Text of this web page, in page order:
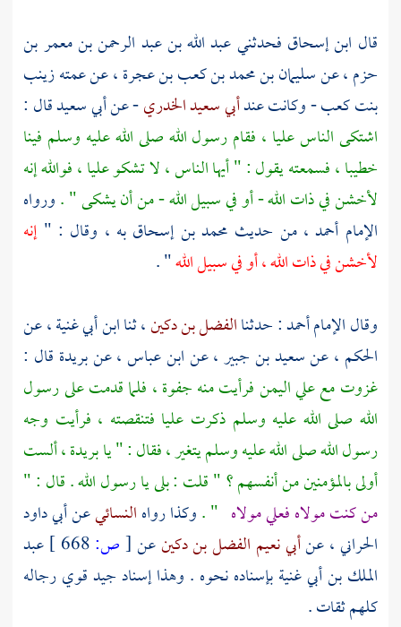
قال ابن إسحاق فحدثنيعبد الله بن عبد الرحمن بن معمر بن
حزم، عنسليمان بن محمد بن كعب بن عجرة، عن عمتهزينب
بنت كعب- وكانت عندأبي سعيد الخدري- عنأبي سعيدقال :
اشتكى الناسعليا ، فقام رسول الله صلى الله عليه وسلم فينا
خطيبا ، فسمعته يقول : " أيها الناس ، لا تشكوعليا، فوالله إنه
لأخشن في ذات الله - أو في سبيل الله - من أن يشكى " .ورواه
الإمام أحمد ، من حديث محمد بن إسحاق به ، وقال : "إنه
لأخشن في ذات الله ، أو في سبيل الله" .
وقال الإمامأحمد: حدثناالفضل بن دكين، ثناابن أبي غنية، عن
الحكم ، عنسعيد بن جبير، عنابن عباس، عنبريدة قال :
غزوت مععلياليمنفرأيت منه جفوة ، فلما قدمت على رسول
الله صلى الله عليه وسلم ذكرت عليا فتنقصته ، فرأيت وجه
رسول الله صلى الله عليه وسلم يتغير ، فقال : " يابريدة، ألست
أولى بالمؤمنين من أنفسهم ؟ " قلت : بلى يا رسول الله . قال : "
من كنت مولاه فعلي مولاه " .وكذا رواهالنسائيعنأبي داود
الحراني، عنأبي نعيم الفضل بن دكينعن[ص:
عبد
الملك بن أبي غنيةبإسناده نحوه . وهذا إسناد جيد قوي رجاله
كلهم ثقات .